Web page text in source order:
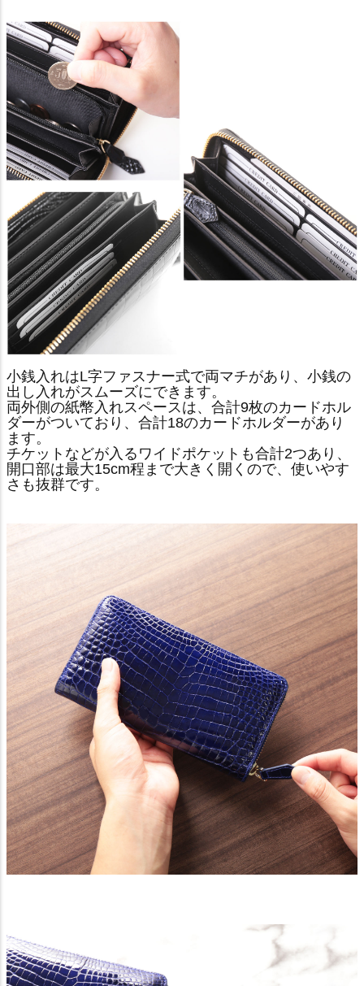
小銭入れはL字ファスナー式で両マチがあり、小銭の
出し入れがスムーズにできます。
両外側の紙幣入れスペースは、合計9枚のカードホル
ダーがついており、合計18のカードホルダーがあり
ます。
チケットなどが入るワイドポケットも合計2つあり、
開口部は最大15cm程まで大きく開くので、使いやす
さも抜群です。